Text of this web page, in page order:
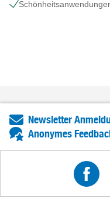
Newsletter
Anonymes